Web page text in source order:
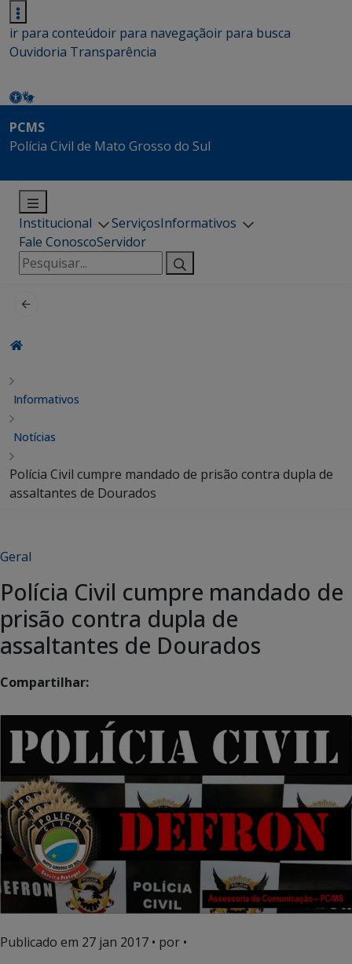
ir para conteúdoir para navegaçãoir para busca
Ouvidoria Transparência
PCMS
Polícia Civil de Mato Grosso do Sul
Institucional ServiçosInformativos
Fale ConoscoServidor
Pesquisar
por:
Informativos
Notícias
Polícia Civil cumpre mandado de prisão contra dupla de
assaltantes de Dourados
Geral
Polícia Civil cumpre mandado de
prisão contra dupla de
assaltantes de Dourados
Compartilhar:
Publicado em 27 jan 2017 • por •